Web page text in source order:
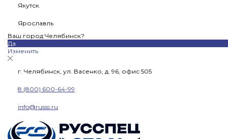
Якутск
Ярославль
Ваш город Челябинск?
Да
Изменить
г. Челябинск, ул. Васенко, д. 96, офис 505
8 (800) 600-64-99
info@russs.ru